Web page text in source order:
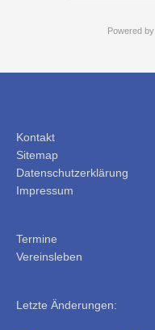
Powered by
Kontakt
Sitemap
Datenschutzerklärung
Impressum
Termine
Vereinsleben
Letzte Änderungen: